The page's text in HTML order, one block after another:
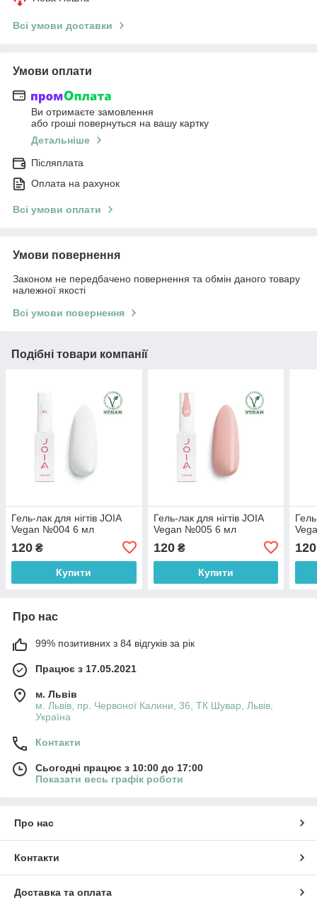
Всі умови доставки
Умови оплати
Ви отримаєте замовлення
або гроші повернуться на вашу картку
Детальніше
Післяплата
Оплата на рахунок
Всі умови оплати
Умови повернення
Законом не передбачено повернення та обмін даного товару
належної якості
Всі умови повернення
Подібні товари компанії
Гель-лак для нігтів JOIA
Vegan №004 6 мл
120 ₴
Купити
Гель-лак для нігтів JOIA
Vegan №005 6 мл
120₴
Купити
120
Про нас
99% позитивних з 84 відгуків за рік
Працює з 17.05.2021
м. Львів
м. Львів, пр. Червоної Калини, 36, ТК Шувар, Львів,
Україна
Контакти
Сьогодні працює з 10:00 до 17:00
Показати весь графік роботи
Про нас
Контакти
Доставка та оплата